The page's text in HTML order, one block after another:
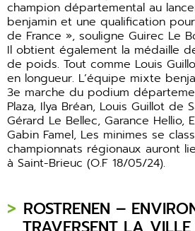
champion départemental au
benjamin et une qualification
de France », souligne Guirec Le
Il obtient également la médaille
de poids. Tout comme Louis
en longueur. L’équipe mixte
3e marche du podium
Plaza, Ilya Bréan, Louis Guillot de
Gérard Le Bellec, Garance Hellio,
Gabin Famel, Les minimes se
championnats régionaux auront
à Saint-Brieuc (O.F 18/05/24).
ROSTRENEN –